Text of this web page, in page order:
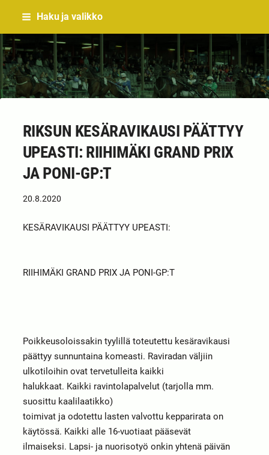
Siirry
sisältöön
Haku ja valikko
Sivuston etusivulle
RIKSUN KESÄRAVIKAUSI PÄÄTTYY
UPEASTI: RIIHIMÄKI GRAND PRIX
JA PONI-GP:T
20.8.2020
KESÄRAVIKAUSI PÄÄTTYY UPEASTI:
RIIHIMÄKI GRAND PRIX JA PONI-GP:T
Poikkeusoloissakin tyylillä toteutettu kesäravikausi
päättyy sunnuntaina komeasti. Raviradan väljiin
ulkotiloihin ovat tervetulleita kaikki
halukkaat. Kaikki ravintolapalvelut (tarjolla mm.
suosittu kaalilaatikko)
toimivat ja odotettu lasten valvottu kepparirata on
käytössä. Kaikki alle 16-vuotiaat pääsevät
ilmaiseksi. Lapsi- ja nuorisotyö onkin yhtenä päivän